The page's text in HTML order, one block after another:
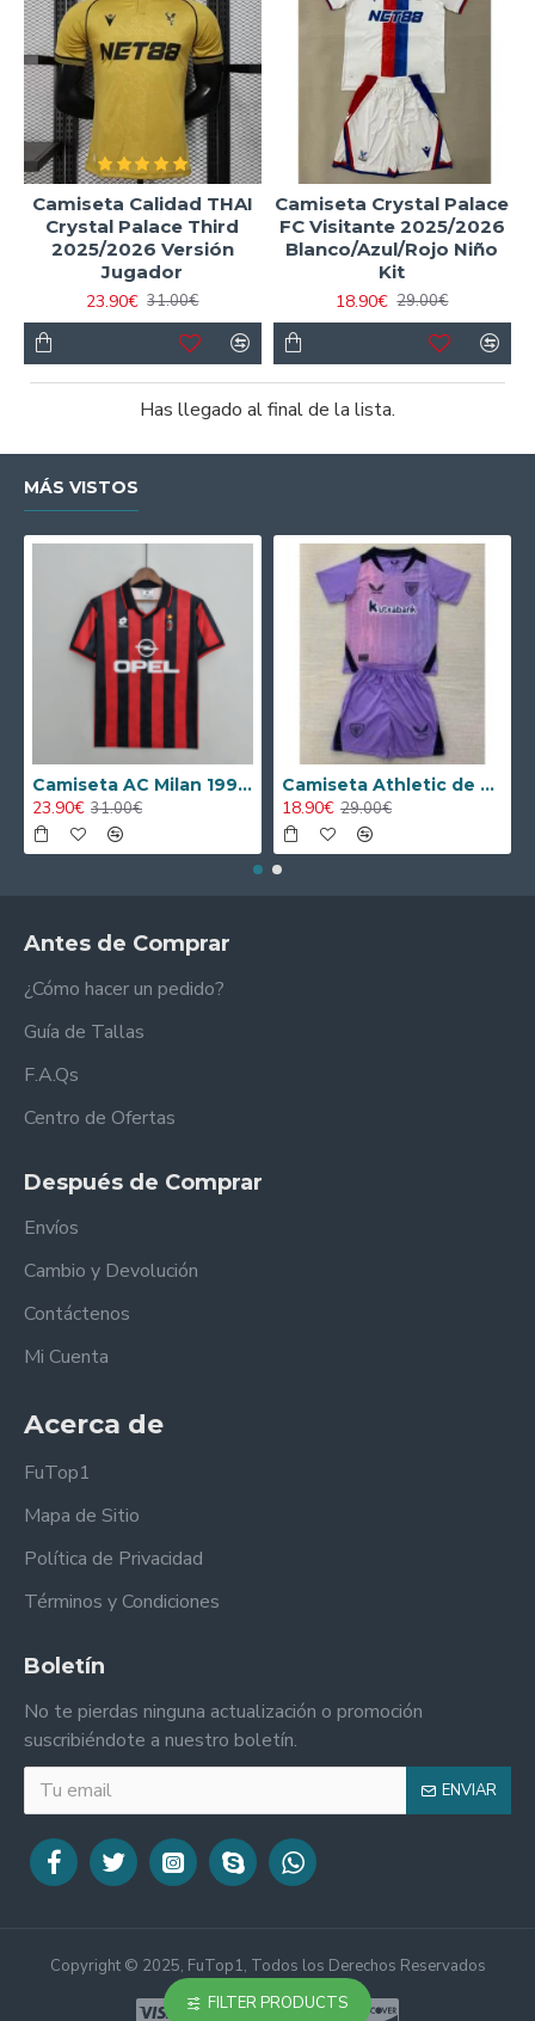
Camiseta Calidad THAI
Crystal Palace Third
2025/2026 Versión
Jugador
23.90€ 31.00€
Camiseta Crystal Palace
FC Visitante 2025/2026
Blanco/Azul/Rojo Niño
Kit
18.90€ 29.00€
Has llegado al final de la lista.
MÁS VISTOS
Camiseta AC Milan 1995/1996 Local Retro
23.90€ 31.00€
Camiseta Athletic de Bilbao 2024/2025 Alternativo Niño Kit
18.90€ 29.00€
Antes de Comprar
¿Cómo hacer un pedido?
Guía de Tallas
F.A.Qs
Centro de Ofertas
Después de Comprar
Envíos
Cambio y Devolución
Contáctenos
Mi Cuenta
Acerca de
FuTop1
Mapa de Sitio
Política de Privacidad
Términos y Condiciones
Boletín
No te pierdas ninguna actualización o promoción
suscribiéndote a nuestro boletín.
ENVIAR
Copyright © 2025, FuTop1, Todos los Derechos Reservados
FILTER PRODUCTS